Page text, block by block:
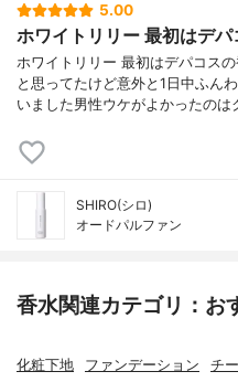
5.00
ホワイトリリー 最初はデ
ホワイトリリー 最初はデパコス
と思ってたけど意外と1日中ふん
いました男性ウケがよかったのは
SHIRO(シロ)
オードパルファン
香水関連カテゴリ：お
化粧下地 ファンデーション チ